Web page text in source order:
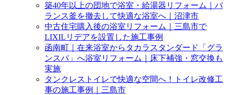
築40年以上の団地で浴室・給湯器リフォーム｜バ
ランス釜を撤去して快適な浴室へ｜沼津市
中古住宅購入後の浴室リフォーム｜三島市で
LIXILリデアを設置した施工事例
函南町｜在来浴室からタカラスタンダード「グラ
ンスパ」へ浴室リフォーム｜床下補強・窓交換も
実施
タンクレストイレで快適な空間へ！トイレ改修工
事の施工事例｜三島市